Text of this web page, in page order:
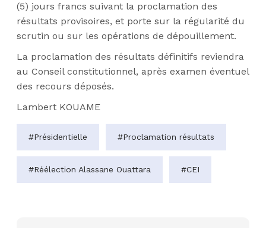
(5) jours francs suivant la proclamation des
résultats provisoires, et porte sur la régularité du
scrutin ou sur les opérations de dépouillement.
La proclamation des résultats définitifs reviendra
au Conseil constitutionnel, après examen éventuel
des recours déposés.
Lambert KOUAME
#Présidentielle #Proclamation résultats
#Réélection Alassane Ouattara #CEI